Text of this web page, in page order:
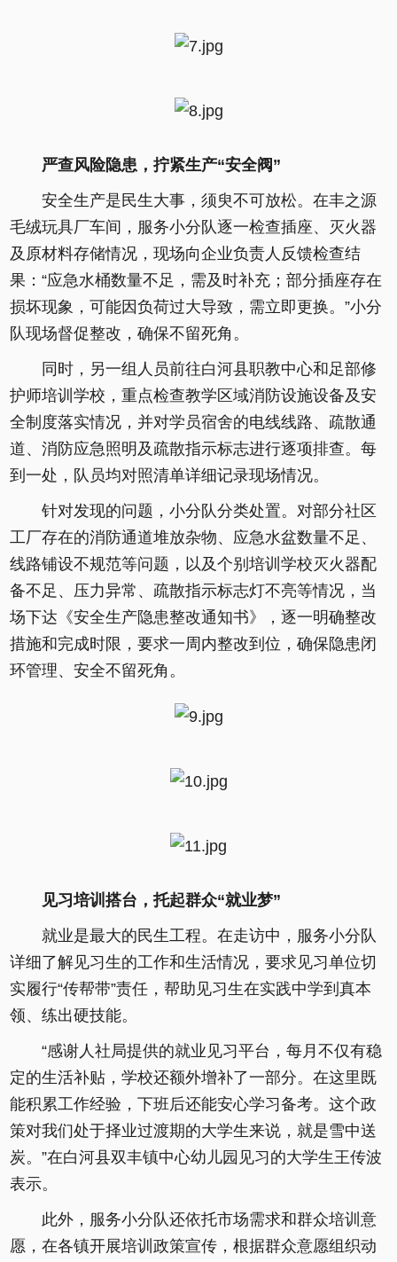
严查风险隐患，拧紧生产“安全阀”
安全生产是民生大事，须臾不可放松。在丰之源
毛绒玩具厂车间，服务小分队逐一检查插座、灭火器
及原材料存储情况，现场向企业负责人反馈检查结
果：“应急水桶数量不足，需及时补充；部分插座存在
损坏现象，可能因负荷过大导致，需立即更换。”小分
队现场督促整改，确保不留死角。
同时，另一组人员前往白河县职教中心和足部修
护师培训学校，重点检查教学区域消防设施设备及安
全制度落实情况，并对学员宿舍的电线线路、疏散通
道、消防应急照明及疏散指示标志进行逐项排查。每
到一处，队员均对照清单详细记录现场情况。
针对发现的问题，小分队分类处置。对部分社区
工厂存在的消防通道堆放杂物、应急水盆数量不足、
线路铺设不规范等问题，以及个别培训学校灭火器配
备不足、压力异常、疏散指示标志灯不亮等情况，当
场下达《安全生产隐患整改通知书》，逐一明确整改
措施和完成时限，要求一周内整改到位，确保隐患闭
环管理、安全不留死角。
见习培训搭台，托起群众“就业梦”
就业是最大的民生工程。在走访中，服务小分队
详细了解见习生的工作和生活情况，要求见习单位切
实履行“传帮带”责任，帮助见习生在实践中学到真本
领、练出硬技能。
“感谢人社局提供的就业见习平台，每月不仅有稳
定的生活补贴，学校还额外增补了一部分。在这里既
能积累工作经验，下班后还能安心学习备考。这个政
策对我们处于择业过渡期的大学生来说，就是雪中送
炭。”在白河县双丰镇中心幼儿园见习的大学生王传波
表示。
此外，服务小分队还依托市场需求和群众培训意
愿，在各镇开展培训政策宣传，根据群众意愿组织动